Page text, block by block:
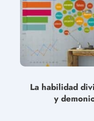
La habilidad
y